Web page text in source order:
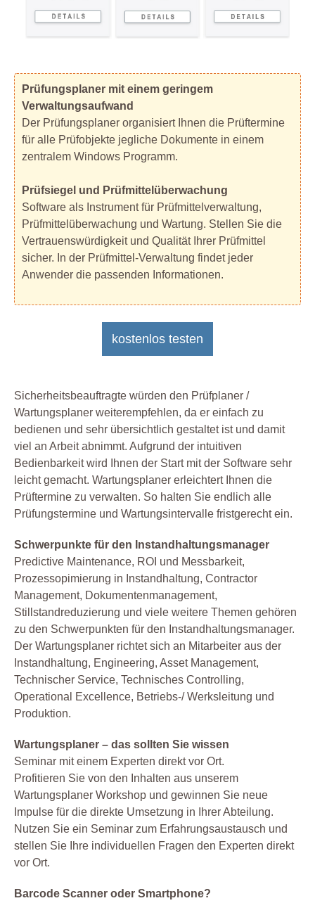
Prüfungsplaner mit einem geringem
Verwaltungsaufwand
Der Prüfungsplaner organisiert Ihnen die Prüftermine
für alle Prüfobjekte jegliche Dokumente in einem
zentralem Windows Programm.
Prüfsiegel und Prüfmittelüberwachung
Software als Instrument für Prüfmittelverwaltung,
Prüfmittelüberwachung und Wartung. Stellen Sie die
Vertrauenswürdigkeit und Qualität Ihrer Prüfmittel
sicher. In der Prüfmittel-Verwaltung findet jeder
Anwender die passenden Informationen.
kostenlos testen
Sicherheitsbeauftragte würden den Prüfplaner /
Wartungsplaner weiterempfehlen, da er einfach zu
bedienen und sehr übersichtlich gestaltet ist und damit
viel an Arbeit abnimmt. Aufgrund der intuitiven
Bedienbarkeit wird Ihnen der Start mit der Software sehr
leicht gemacht. Wartungsplaner erleichtert Ihnen die
Prüftermine zu verwalten. So halten Sie endlich alle
Prüfungstermine und Wartungsintervalle fristgerecht ein.
Schwerpunkte für den Instandhaltungsmanager
Predictive Maintenance, ROI und Messbarkeit,
Prozessopimierung in Instandhaltung, Contractor
Management, Dokumentenmanagement,
Stillstandreduzierung und viele weitere Themen gehören
zu den Schwerpunkten für den Instandhaltungsmanager.
Der Wartungsplaner richtet sich an Mitarbeiter aus der
Instandhaltung, Engineering, Asset Management,
Technischer Service, Technisches Controlling,
Operational Excellence, Betriebs-/ Werksleitung und
Produktion.
Wartungsplaner – das sollten Sie wissen
Seminar mit einem Experten direkt vor Ort.
Profitieren Sie von den Inhalten aus unserem
Wartungsplaner Workshop und gewinnen Sie neue
Impulse für die direkte Umsetzung in Ihrer Abteilung.
Nutzen Sie ein Seminar zum Erfahrungsaustausch und
stellen Sie Ihre individuellen Fragen den Experten direkt
vor Ort.
Barcode Scanner oder Smartphone?